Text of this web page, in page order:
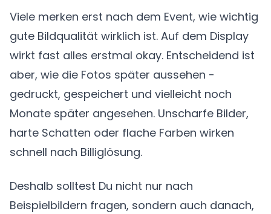
Viele merken erst nach dem Event, wie wichtig
gute Bildqualität wirklich ist. Auf dem Display
wirkt fast alles erstmal okay. Entscheidend ist
aber, wie die Fotos später aussehen -
gedruckt, gespeichert und vielleicht noch
Monate später angesehen. Unscharfe Bilder,
harte Schatten oder flache Farben wirken
schnell nach Billiglösung.
Deshalb solltest Du nicht nur nach
Beispielbildern fragen, sondern auch danach,